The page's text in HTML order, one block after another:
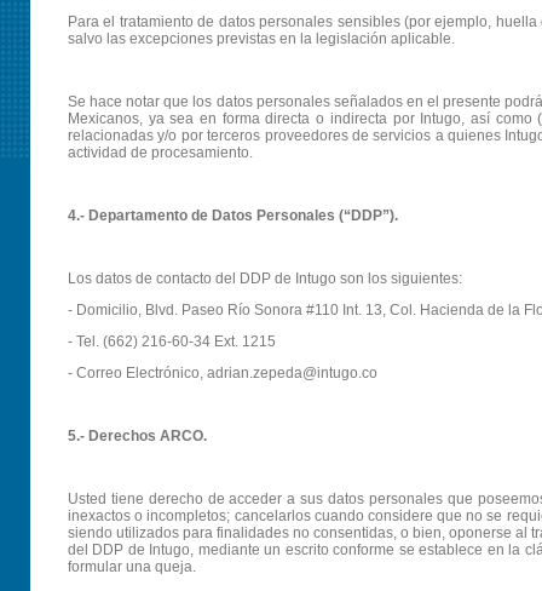
Para el tratamiento de datos personales sensibles (por ejemplo,
salvo las excepciones previstas en la legislación aplicable.
Se hace notar que los datos personales señalados en el presente
Mexicanos, ya sea en forma directa o indirecta por Intugo, así
relacionadas y/o por terceros proveedores de servicios a quienes
actividad de procesamiento.
4.- Departamento de Datos Personales (“DDP”).
Los datos de contacto del DDP de Intugo son los siguientes:
- Domicilio, Blvd. Paseo Río Sonora #110 Int. 13, Col. Hacienda de la
- Tel. (662) 216-60-34 Ext. 1215
- Correo Electrónico, adrian.zepeda@intugo.co
5.- Derechos ARCO.
Usted tiene derecho de acceder a sus datos personales que
inexactos o incompletos; cancelarlos cuando considere que no se
siendo utilizados para finalidades no consentidas, o bien, oponerse al
del DDP de Intugo, mediante un escrito conforme se establece en la
formular una queja.